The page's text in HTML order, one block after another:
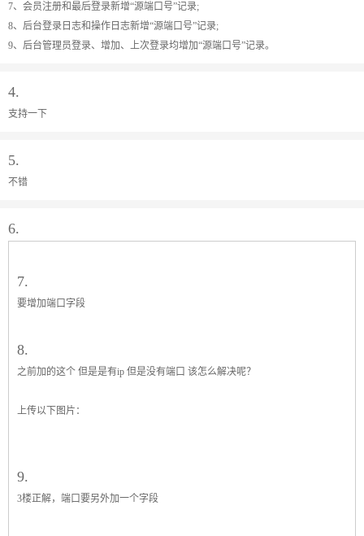
7、会员注册和最后登录新增“源端口号”记录;
8、后台登录日志和操作日志新增“源端口号”记录;
9、后台管理员登录、增加、上次登录均增加“源端口号”记录。
4.
支持一下
5.
不错
6.
7.
要增加端口字段
8.
之前加的这个 但是是有ip 但是没有端口 该怎么解决呢？
上传以下图片：
9.
3楼正解，端口要另外加一个字段